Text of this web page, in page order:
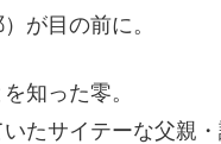
が目の前に。
知った零。
たサイテーな父親